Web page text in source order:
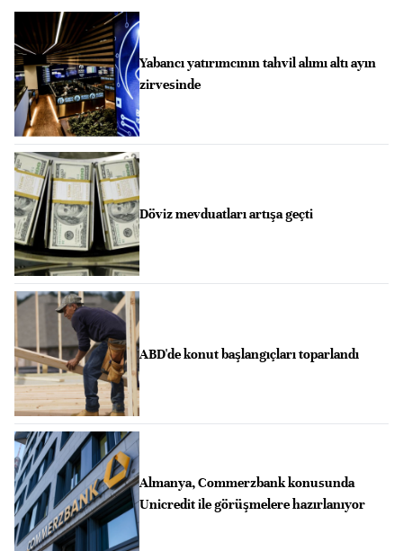
Yabancı yatırımcının tahvil alımı altı ayın
zirvesinde
Döviz mevduatları artışa geçti
ABD'de konut başlangıçları toparlandı
Almanya, Commerzbank konusunda
Unicredit ile görüşmelere hazırlanıyor